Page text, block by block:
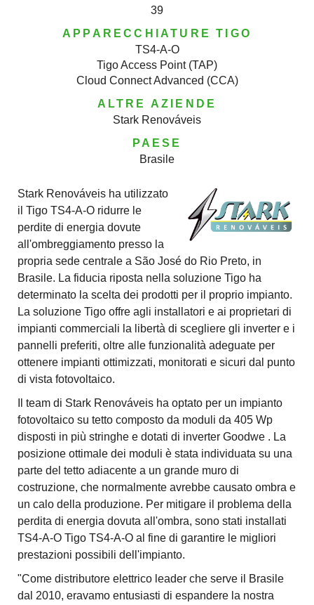
39
APPARECCHIATURE TIGO
TS4-A-O
Tigo Access Point (TAP)
Cloud Connect Advanced (CCA)
ALTRE AZIENDE
Stark Renováveis
PAESE
Brasile
Stark Renováveis ha utilizzato
il Tigo TS4-A-O ridurre le
perdite di energia dovute
all'ombreggiamento presso la
propria sede centrale a São José do Rio Preto, in
Brasile. La fiducia riposta nella soluzione Tigo ha
determinato la scelta dei prodotti per il proprio impianto.
La soluzione Tigo offre agli installatori e ai proprietari di
impianti commerciali la libertà di scegliere gli inverter e i
pannelli preferiti, oltre alle funzionalità adeguate per
ottenere impianti ottimizzati, monitorati e sicuri dal punto
di vista fotovoltaico.
Il team di Stark Renováveis ha optato per un impianto
fotovoltaico su tetto composto da moduli da 405 Wp
disposti in più stringhe e dotati di inverter Goodwe . La
posizione ottimale dei moduli è stata individuata su una
parte del tetto adiacente a un grande muro di
costruzione, che normalmente avrebbe causato ombra e
un calo della produzione. Per mitigare il problema della
perdita di energia dovuta all'ombra, sono stati installati
TS4-A-O Tigo TS4-A-O al fine di garantire le migliori
prestazioni possibili dell'impianto.
"Come distributore elettrico leader che serve il Brasile
dal 2010, eravamo entusiasti di espandere la nostra